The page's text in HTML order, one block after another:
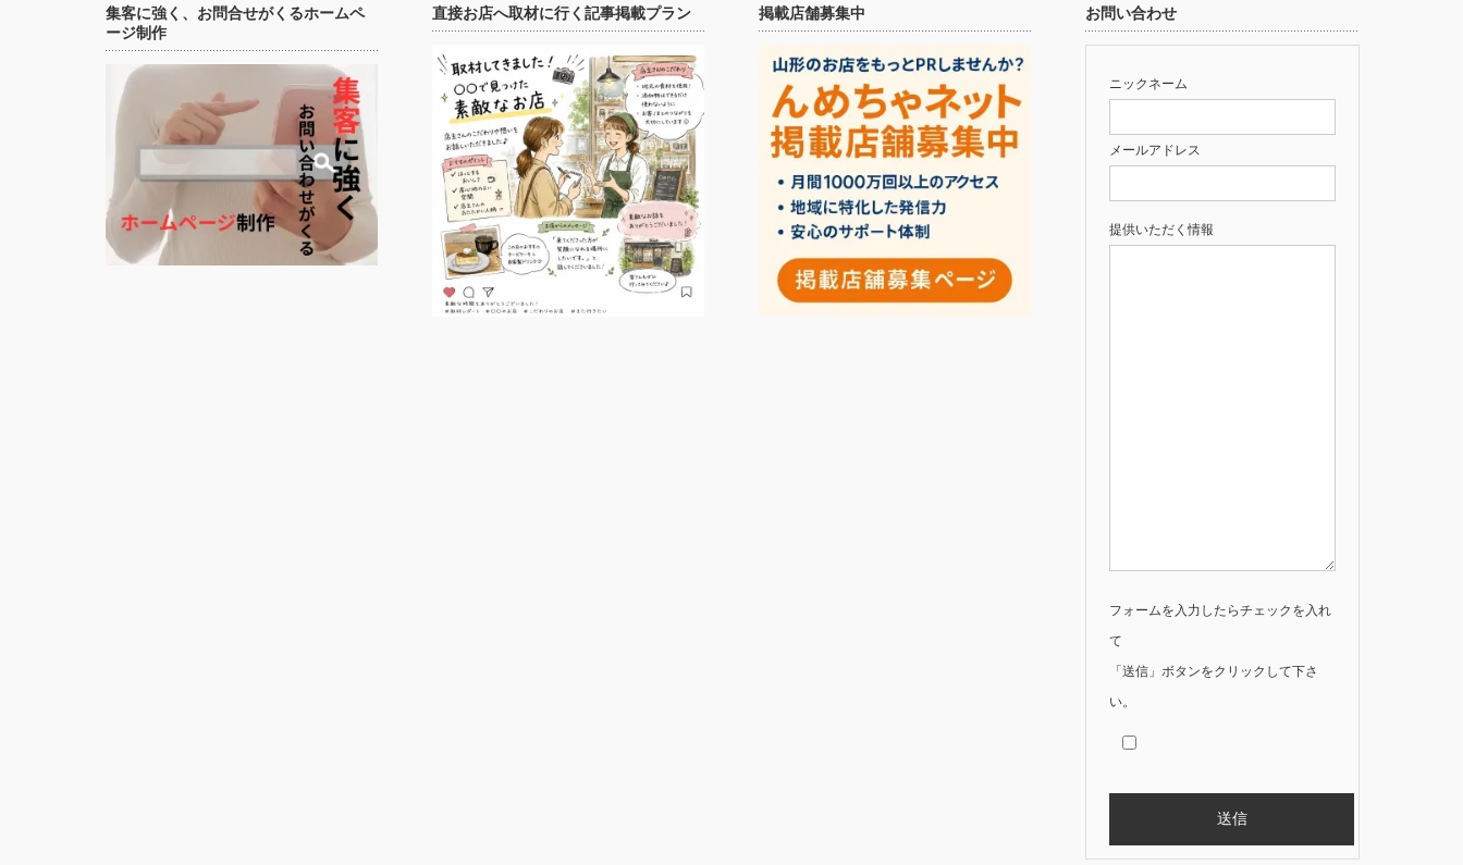
集客に強く、お問合せがくるホームペ
ージ制作
直接お店へ取材に行く記事掲載プラン 掲載店舗募集中 お問い合わせ
ニックネーム
メールアドレス
提供いただく情報
フォームを入力したらチェックを入れ
て
「送信」ボタンをクリックして下さ
い。